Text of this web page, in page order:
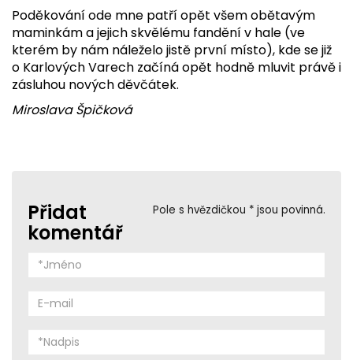
Poděkování ode mne patří opět všem obětavým
maminkám a jejich skvělému fandění v hale (ve
kterém by nám náleželo jistě první místo), kde se již
o Karlových Varech začíná opět hodně mluvit právě i
zásluhou nových děvčátek.
Miroslava Špičková
Pole s hvězdičkou * jsou povinná.
Přidat
komentář